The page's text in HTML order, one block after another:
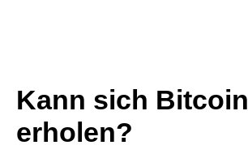
Kann sich Bitcoin
erholen?